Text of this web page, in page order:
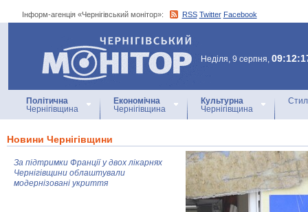
Інформ-агенція «Чернігівський монітор»: RSS Twitter Facebook
Інформ-агенція
«Чернігівський монітор»
Неділя, 9 серпня,
Політична
Чернігівщина
Економічна
Чернігівщина
Культурна
Чернігівщина
Новини Чернігівщини
За підтримки Франції у двох лікарнях
Чернігівщини облаштували
модернізовані укриття